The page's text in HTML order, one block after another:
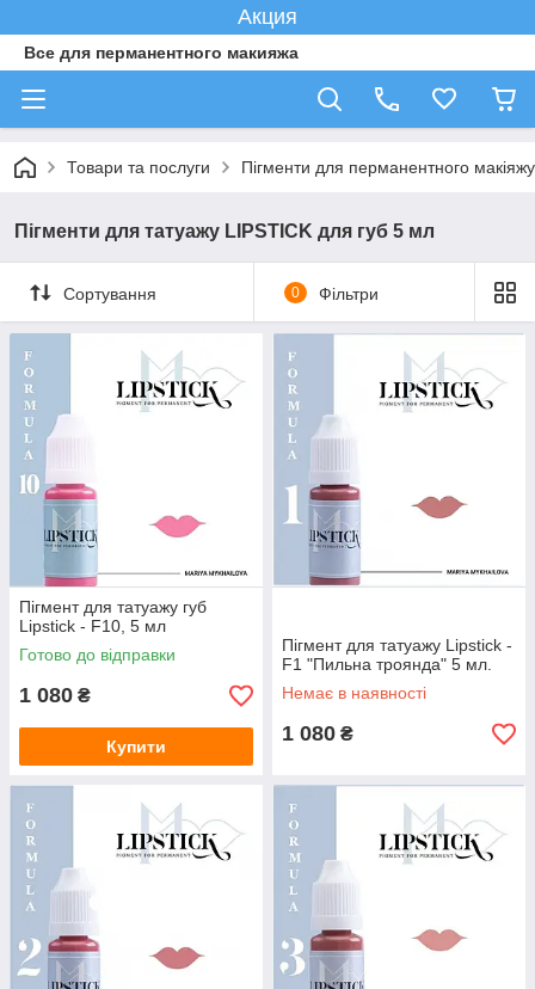
Акция
Все для перманентного макияжа
Товари та послуги Пігменти для перманентного макіяжу
Пігменти для татуажу LIPSTICK для губ 5 мл
Сортування 0 Фільтри
Пігмент для татуажу губ
Lipstick - F10, 5 мл
Готово до відправки
1 080 ₴
Купити
Пігмент для татуажу Lipstick -
F1 "Пильна троянда" 5 мл.
Немає в наявності
1 080 ₴